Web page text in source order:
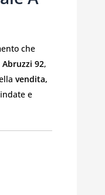
che
Abruzzi 92,
vendita,
e